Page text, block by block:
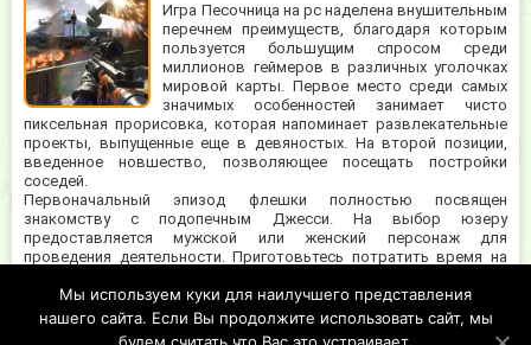
Игра Песочница на pc наделена внушительным
перечнем преимуществ, благодаря которым
пользуется большущим спросом среди
миллионов геймеров в различных уголочках
мировой карты. Первое место среди самых
значимых особенностей занимает чисто
пиксельная прорисовка, которая напоминает развлекательные
проекты, выпущенные еще в девяностых. На второй позиции,
введенное новшество, позволяющее посещать постройки
соседей.
Первоначальный эпизод флешки полностью посвящен
знакомству с подопечным Джесси. На выбор юзеру
предоставляется мужской или женский персонаж для
проведения деятельности. Приготовьтесь потратить время на
Играть предельно увлекательно, ведь нужно находить способы
взаимодействия с игровым миром и многочисленными
Мы используем куки для наилучшего представления
нашего сайта. Если Вы продолжите использовать сайт, мы